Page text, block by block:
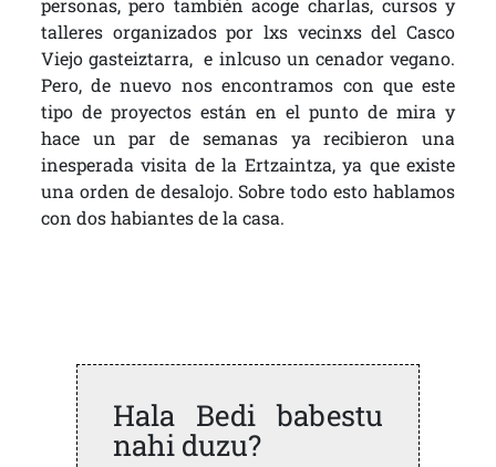
personas, pero también acoge charlas, cursos y
talleres organizados por lxs vecinxs del Casco
Viejo gasteiztarra, e inlcuso un cenador vegano.
Pero, de nuevo nos encontramos con que este
tipo de proyectos están en el punto de mira y
hace un par de semanas ya recibieron una
inesperada visita de la Ertzaintza, ya que existe
una orden de desalojo. Sobre todo esto hablamos
con dos habiantes de la casa.
Hala Bedi babestu
nahi duzu?